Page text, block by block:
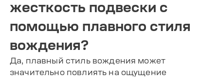
жесткость подвески с
помощью плавного стиля
вождения?
Да, плавный стиль вождения может
значительно повлиять на ощущение